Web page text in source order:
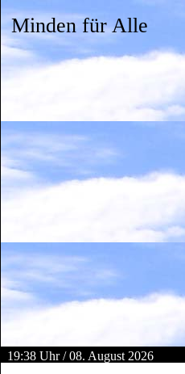
Minden für Alle
19:38 Uhr / 08. August 2026